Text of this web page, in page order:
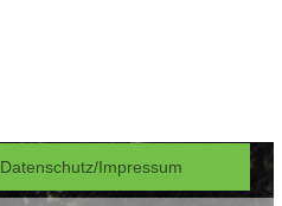
Datenschutz/Impressum